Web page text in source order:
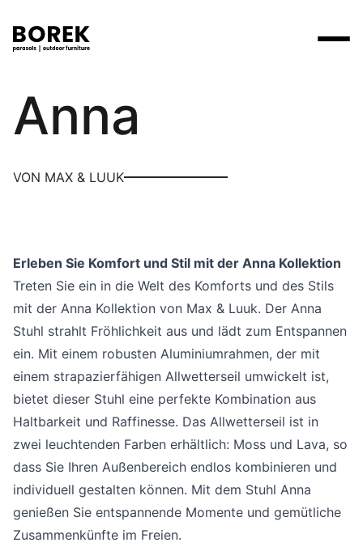
Produkte
Stühle
Liegestühle
Andere
Kollektionen
Marken
Yoi
VerkaufsstellenSuche am Verkaufsort
Mehr
Contact
3D-Modelle
Arbeiten bei
Uber uns
Suchen
Max & Luuk
Anna
VON MAX & LUUK
Erleben Sie Komfort und Stil mit der Anna Kollektion
Treten Sie ein in die Welt des Komforts und des Stils
mit der Anna Kollektion von Max & Luuk. Der Anna
Stuhl strahlt Fröhlichkeit aus und lädt zum Entspannen
ein. Mit einem robusten Aluminiumrahmen, der mit
einem strapazierfähigen Allwetterseil umwickelt ist,
bietet dieser Stuhl eine perfekte Kombination aus
Haltbarkeit und Raffinesse. Das Allwetterseil ist in
zwei leuchtenden Farben erhältlich: Moss und Lava, so
dass Sie Ihren Außenbereich endlos kombinieren und
individuell gestalten können. Mit dem Stuhl Anna
genießen Sie entspannende Momente und gemütliche
Zusammenkünfte im Freien.